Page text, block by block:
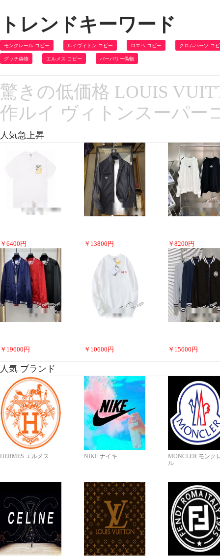
トレンドキーワード
モンクレール コピー ルイヴィトン コピー ロエベ コピー クロムハーツ コ
グッチ偽物 エルメス コピー バーバリー偽物
驚きの低価格 LOUIS
作ルイ ヴィトンスーパー
人気急上昇
￥ 6400 円 ￥ 13800 円 ￥ 8200 円
￥ 19600 円 ￥ 10600 円 ￥ 15600 円
人気 ブランド
HERMES エルメス NIKE ナイキ
MONCLER モンク
ル